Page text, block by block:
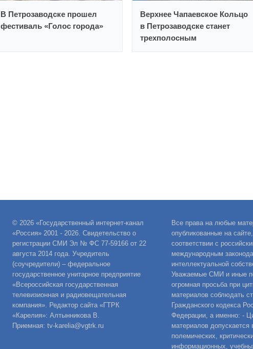
В Петрозаводске прошел
фестиваль «Голос города»
Верхнее Чапаевское Кольцо
в Петрозаводске станет
трехполосным
© 2026 «Государственный интернет-канал
«Россия» 2001 - 2026. Свидетельство о
регистрации СМИ Эл № ФС 77-59166 от 22
августа 2014 года. Учредитель
(соучредители) – федеральное
государственное унитарное предприятие
«Всероссийская государственная
телевизионная и радиовещательная
компания». Редактор сайта «ГТРК
«Карелия»: Алтынникова В.
Приемная: tv-karelia@vgtrk.ru
Все права на любые
опубликованные на
соответствии с
международным
интеллектуальной
Уважаемые СМИ и иные
огромная просьба при
материалов соблюдать
Гражданского кодекса
Федерации, а именно: -
материалов допускается
полемических,
информационных,